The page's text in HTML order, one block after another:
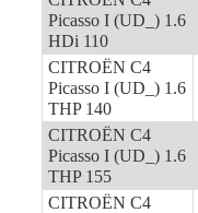
Picasso I (UD_) 1.6
HDi 110
CITROËN C4
Picasso I (UD_) 1.6
THP 140
CITROËN C4
Picasso I (UD_) 1.6
THP 155
CITROËN C4